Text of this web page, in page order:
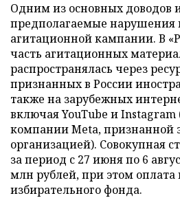
Одним из основных доводов
предполагаемые нарушения
агитационной кампании. В
часть агитационных
распространялась через
признанных в России
также на зарубежных
включая YouTube и
компании Meta, признанной
организацией). Совокупная
за период с 27 июня по 6
млн рублей, при этом оплата
избирательного фонда.